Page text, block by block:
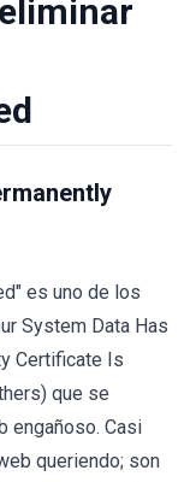
es uno de los
System Data Has
Certificate Is
que se
engañoso. Casi
queriendo; son